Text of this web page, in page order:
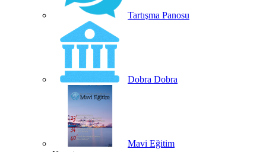
Tartışma Panosu
Dobra Dobra
Mavi Eğitim